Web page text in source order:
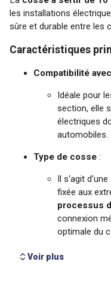
Voir plus